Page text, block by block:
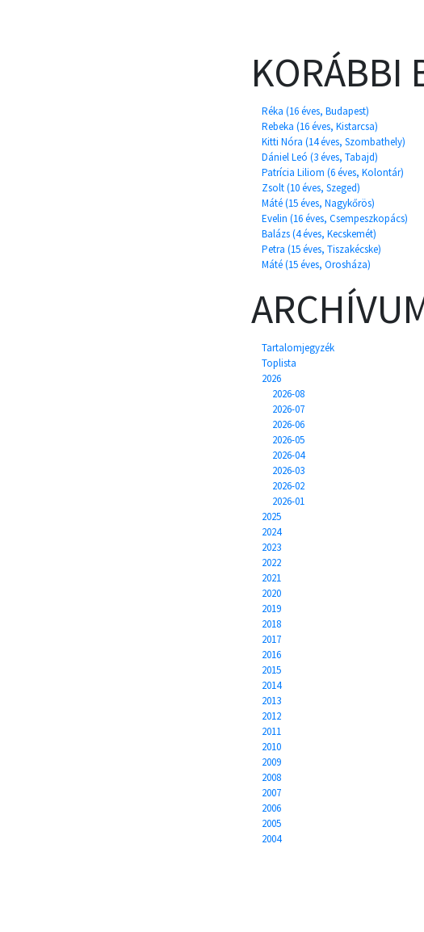
KORÁBBI
Réka (16 éves, Budapest)
Rebeka (16 éves, Kistarcsa)
Kitti Nóra (14 éves, Szombathely)
Dániel Leó (3 éves, Tabajd)
Patrícia Liliom (6 éves, Kolontár)
Zsolt (10 éves, Szeged)
Máté (15 éves, Nagykőrös)
Evelin (16 éves, Csempeszkopács)
Balázs (4 éves, Kecskemét)
Petra (15 éves, Tiszakécske)
Máté (15 éves, Orosháza)
Tartalomjegyzék
Toplista
2026
2026-08
2026-07
2026-06
2026-05
2026-04
2026-03
2026-02
2026-01
2025
2024
2023
2022
2021
2020
2019
2018
2017
2016
2015
2014
2013
2012
2011
2010
2009
2008
2007
2006
2005
2004